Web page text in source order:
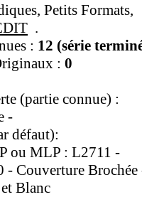
Petits Formats,
.
: 12 (série
: 0
(partie connue) :
-
défaut):
ou MLP : L2711 -
- Couverture Brochée
Blanc